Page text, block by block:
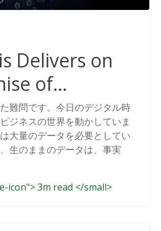
Delivers on
of
Data
難問です。今日のデジタル時
ジネスの世界を動かしていま
大量のデータを必要としてい
生のままのデータは、事実
icon"> 3m read </small>